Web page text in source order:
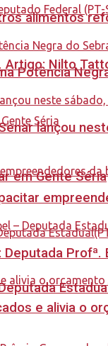
Nilto
em Gente Séria
alimentos
Potência
lançou
Profª.
e alivia o